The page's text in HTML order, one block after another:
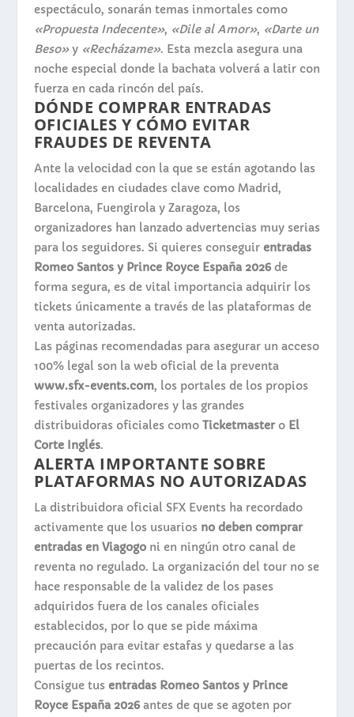
espectáculo, sonarán temas inmortales como
«Propuesta Indecente», «Dile al Amor», «Darte un
Beso»y «Recházame». Esta mezcla asegura una
noche especial donde la bachata volverá a latir con
fuerza en cada rincón del país.
DÓNDE COMPRAR ENTRADAS
OFICIALES Y CÓMO EVITAR
FRAUDES DE REVENTA
Ante la velocidad con la que se están agotando las
localidades en ciudades clave como Madrid,
Barcelona, Fuengirola y Zaragoza, los
organizadores han lanzado advertencias muy serias
para los seguidores. Si quieres conseguir entradas
Romeo Santos y Prince Royce España 2026de
forma segura, es de vital importancia adquirir los
tickets únicamente a través de las plataformas de
venta autorizadas.
Las páginas recomendadas para asegurar un acceso
100% legal son la web oficial de la preventa
www.sfx-events.com, los portales de los propios
festivales organizadores y las grandes
distribuidoras oficiales como Ticketmastero El
Corte Inglés.
ALERTA IMPORTANTE SOBRE
PLATAFORMAS NO AUTORIZADAS
La distribuidora oficial SFX Events ha recordado
activamente que los usuarios no deben comprar
entradas en Viagogoni en ningún otro canal de
reventa no regulado. La organización del tour no se
hace responsable de la validez de los pases
adquiridos fuera de los canales oficiales
establecidos, por lo que se pide máxima
precaución para evitar estafas y quedarse a las
puertas de los recintos.
Consigue tus entradas Romeo Santos y Prince
Royce España 2026antes de que se agoten por